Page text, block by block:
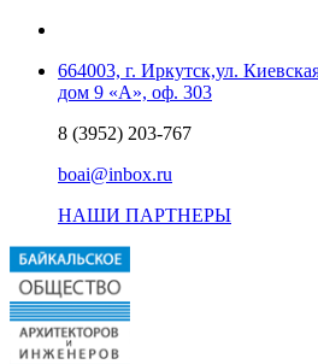
664003, г. Иркутск,ул.
дом 9 «А», оф. 303
8 (3952) 203-767
boai@inbox.ru
НАШИ ПАРТНЕРЫ